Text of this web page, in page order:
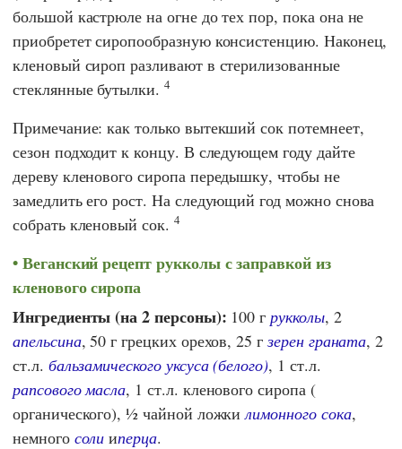
большой кастрюле на огне до тех пор, пока она не
приобретет сиропообразную консистенцию. Наконец,
кленовый сироп разливают в стерилизованные
стеклянные бутылки. 4
Примечание: как только вытекший сок потемнеет,
сезон подходит к концу. В следующем году дайте
дереву кленового сиропа передышку, чтобы не
замедлить его рост. На следующий год можно снова
собрать кленовый сок. 4
Веганский рецепт рукколы с заправкой из
кленового сиропа
Ингредиенты (на 2 персоны): 100 г рукколы, 2
апельсина, 50 г грецких орехов, 25 гзерен граната, 2
ст.л. бальзамического уксуса (белого), 1 ст.л.
рапсового масла, 1 ст.л. кленового сиропа (
органического), ½ чайной ложкилимонного сока,
немного соли иперца.